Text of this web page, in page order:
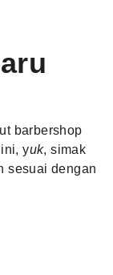
barbershop
yuk, simak
sesuai dengan